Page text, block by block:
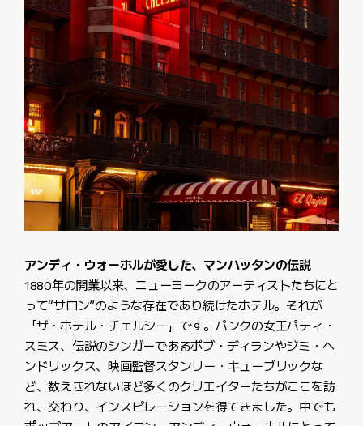
アンディ・ウォーホルが愛した、マンハッタンの伝説
1880年の開業以来、ニューヨークのアーティストたちにと
って“サロン”のような存在であり続けたホテル。それが
「ザ・ホテル・チェルシー」です。パンクの女王パティ・
スミス、伝説のシンガーであるボブ・ディランやジミ・ヘ
ンドリックス、映画監督スタンリー・キューブリックな
ど、数えきれないほど多くのクリエイターたちがここを訪
れ、交わり、インスピレーションを得てきました。中でも